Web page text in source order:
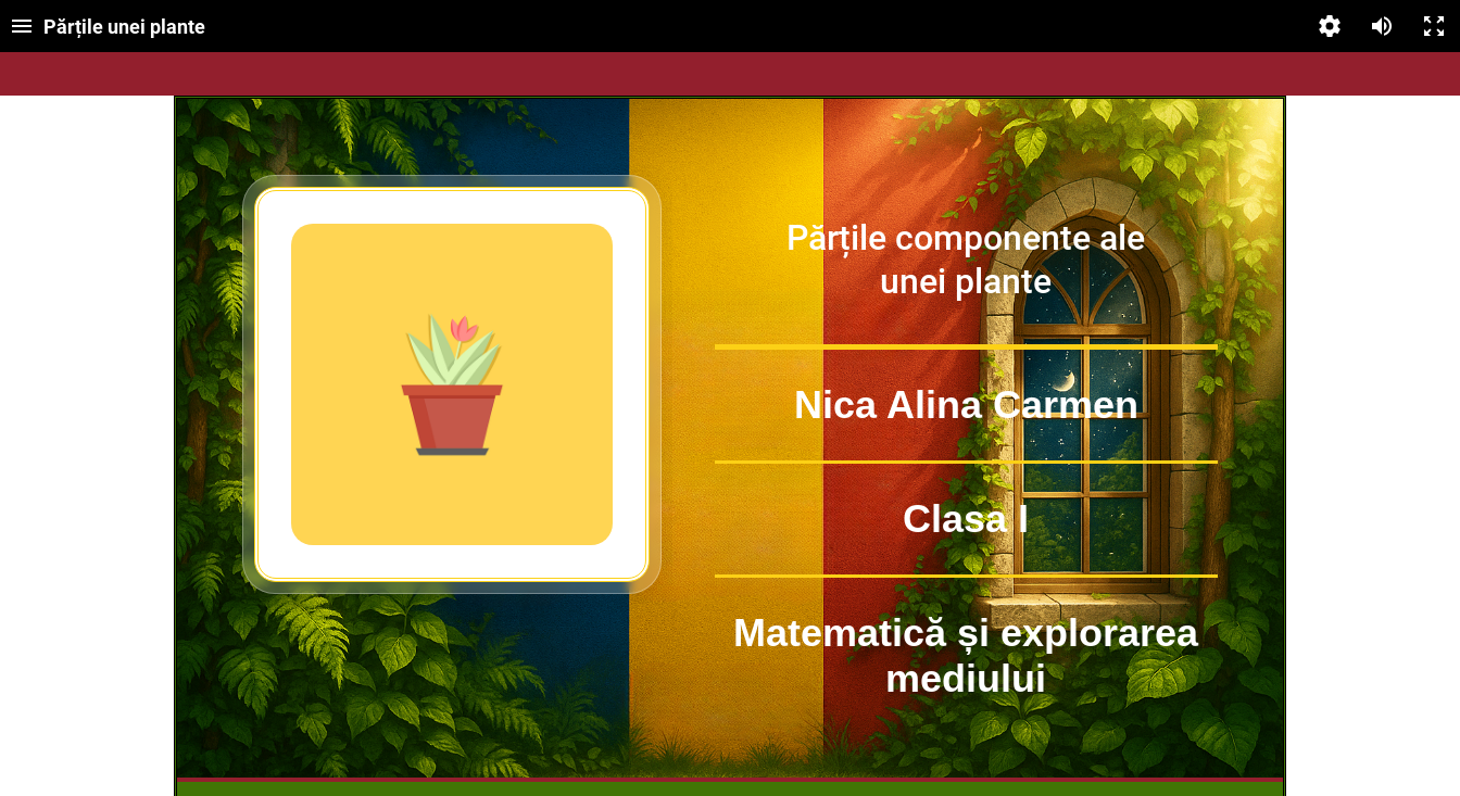
Părțile unei plante
Părțile componente ale
unei plante
Nica Alina Carmen
Clasa I
Matematică și explorarea
mediului